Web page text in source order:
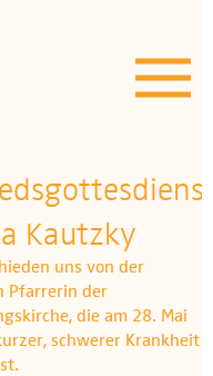
uns
Kautzky
uns von der
Pfarrerin der
die am 28. Mai
schwerer Krankheit